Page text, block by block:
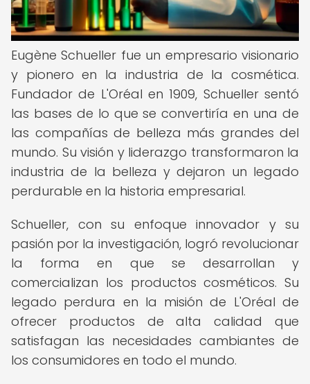
Eugène Schueller fue un empresario visionario
y pionero en la industria de la cosmética.
Fundador de L'Oréal en 1909, Schueller sentó
las bases de lo que se convertiría en una de
las compañías de belleza más grandes del
mundo. Su visión y liderazgo transformaron la
industria de la belleza y dejaron un legado
perdurable en la historia empresarial.
Schueller, con su enfoque innovador y su
pasión por la investigación, logró revolucionar
la forma en que se desarrollan y
comercializan los productos cosméticos. Su
legado perdura en la misión de L'Oréal de
ofrecer productos de alta calidad que
satisfagan las necesidades cambiantes de
los consumidores en todo el mundo.